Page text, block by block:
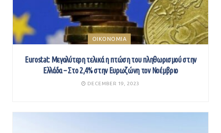
ΟΙΚΟΝΟΜΙΑ
Eurostat: Μεγαλύτερη τελικά η πτώση του πληθωρισμού στην
Ελλάδα – Στο 2,4% στην Ευρωζώνη τον Νοέμβριο
DECEMBER 19, 2023